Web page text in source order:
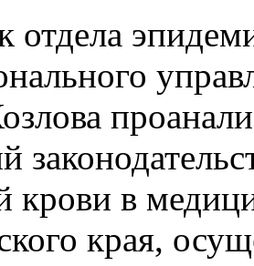
отдела
крови в
края,